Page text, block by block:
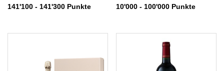
141'100 - 141'300 Punkte 10'000 - 100'000 Punkte